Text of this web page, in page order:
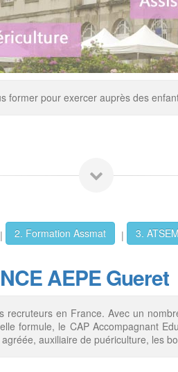
former pour exercer auprès des
| 2. Formation Assmat | 3. ATSEM
AEPE Gueret
en France. Avec un
formule, le CAP Accompagnant
auxiliaire de puériculture, les